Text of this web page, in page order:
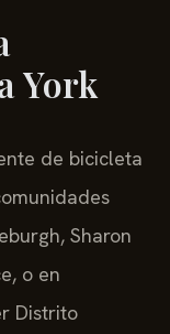
York
de bicicleta
Sharon
o en
Distrito